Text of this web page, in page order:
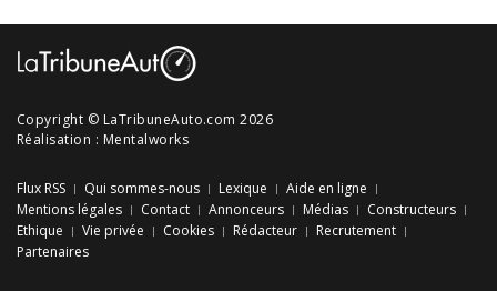
Copyright © LaTribuneAuto.com 2026
Réalisation : Mentalworks
Flux RSS Qui sommes-nous Lexique
Aide en ligne
Mentions légales
Contact Annonceurs Médias
Constructeurs
Ethique
Vie privée Cookies Rédacteur
Recrutement
Partenaires